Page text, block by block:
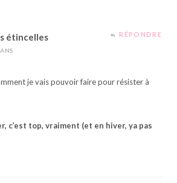
étincelles RÉPONDRE
je vais pouvoir faire pour résister à
c’est top, vraiment (et en hiver, ya pas